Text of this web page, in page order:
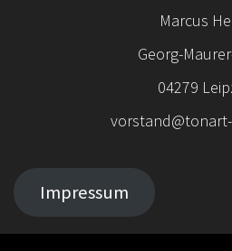
Marcus
Georg-
04279
Impressum